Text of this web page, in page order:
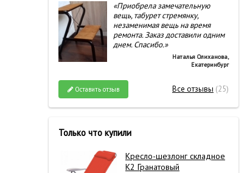
«Приобрела замечательную
вещь, табурет стремянку,
незаменимая вещь на время
ремонта. Заказ доставили одним
днем. Спасибо.»
Наталья Олиханова,
Екатеринбург
Оставить отзыв Все отзывы (25)
Только что купили
Кресло-шезлонг складное
К2 Гранатовый